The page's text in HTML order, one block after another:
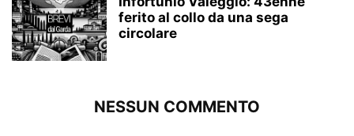
ferito al collo da una sega
circolare
NESSUN COMMENTO